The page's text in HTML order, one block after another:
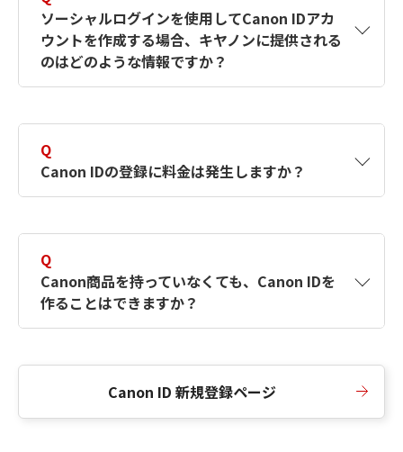
す。詳しい作成方法は【カメラ】Canon IDとは
何ですか？Canon IDの作成方法は？をご確認く
ださい。
ソーシャルログインを使用してCanon IDアカ
ウントを作成する場合、キヤノンに提供される
のはどのような情報ですか？
択したサービスから取得します。アカウントを
簡単に作成できるように、この情報を使用して
Canon IDの登録フォームを入力します。
Q
Canon IDの登録に料金は発生しますか？
Q
Canon商品を持っていなくても、Canon IDを
作ることはできますか？
Canon ID 新規登録ページ